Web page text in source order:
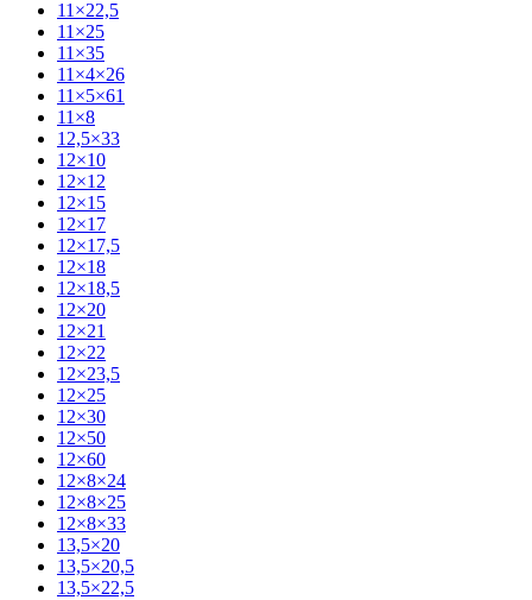
11×22,5
11×25
11×35
11×4×26
11×5×61
11×8
12,5×33
12×10
12×12
12×15
12×17
12×17,5
12×18
12×18,5
12×20
12×21
12×22
12×23,5
12×25
12×30
12×50
12×60
12×8×24
12×8×25
12×8×33
13,5×20
13,5×20,5
13,5×22,5